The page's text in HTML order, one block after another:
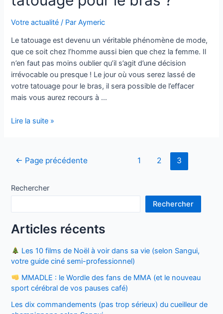
se
agresser
dans
certaines
régions
?
Votre actualité / ParAymeric
Le tatouage est devenu un véritable phénomène de mode,
que ce soit chez l’homme aussi bien que chez la femme. Il
n’en faut pas moins oublier qu’il s’agit d’une décision
irrévocable ou presque ! Le jour où vous serez lassé de
votre tatouage pour le bras, il sera possible de l’effacer
mais vous aurez recours à …
Dans
tatouage
vous
votre
tatouage
pour
le
bras ?
Lire la suite »
Pagination
← Page précédente 1 2 3
Rechercher
Rechercher
Articles récents
Les 10 films de Noël à voir dans sa vie (selon Sangui,
votre guide ciné semi-professionnel)
MMADLE : le Wordle des fans de MMA (et le nouveau
sport cérébral de vos pauses café)
Les dix commandements (pas trop sérieux) du cueilleur de